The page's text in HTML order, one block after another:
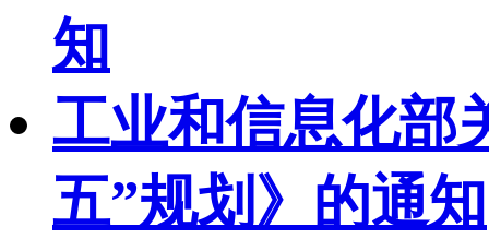
知
工业和信息化部
五”规划》的通知